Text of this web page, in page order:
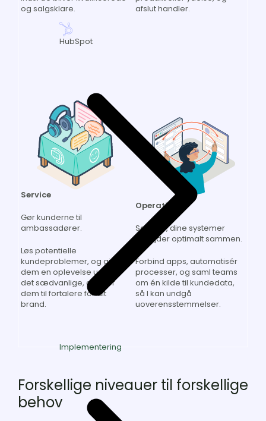
HubSpot
Implementering
og salgsklare.
afslut handler.
Service
Gør kunderne til
ambassadører.
Løs potentielle
kundeproblemer, og giv
dem en oplevelse ud over
det sædvanlige, der gør
dem til fortalere for dit
brand.
Operations
Sørg for, dine systemer
arbejder optimalt sammen.
Forbind apps, automatisér
processer, og saml teams
om én kilde til kundedata,
så I kan undgå
uoverensstemmelser.
Forskellige niveauer til forskellige
behov